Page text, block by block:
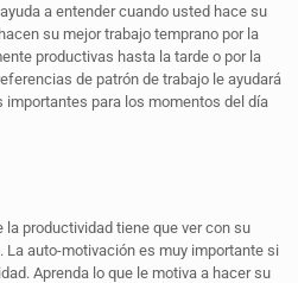
a entender cuando usted hace su
su mejor trabajo temprano por la
productivas hasta la tarde o por la
de patrón de trabajo le ayudará
para los momentos del día
la productividad tiene que ver con su
La auto-motivación es muy importante si
Aprenda lo que le motiva a hacer su